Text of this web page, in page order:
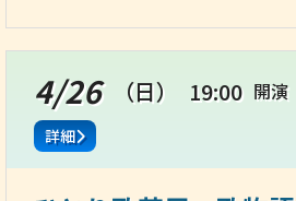
4/26 （日） 19:00 開演
詳細